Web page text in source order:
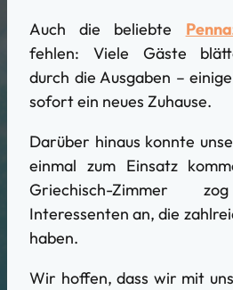
Auch die beliebte
fehlen: Viele Gäste
durch die Ausgaben –
sofort ein neues Zuhause.
Darüber hinaus konnte
einmal zum Einsatz
Griechisch-Zimmer
Interessenten an, die
haben.
Wir hoffen, dass wir mit